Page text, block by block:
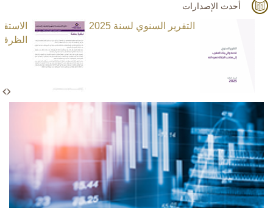
أحدث الإصدارات
التقرير السنوي لسنة 2025